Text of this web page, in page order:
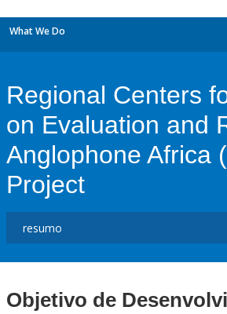
What We Do
Regional Centers
on Evaluation and
Anglophone Africa
Project
Objetivo de